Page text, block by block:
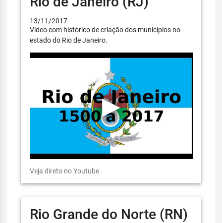
13/11/2017
Vídeo com histórico de criação dos municípios no
estado do Rio de Janeiro.
Veja direto no Youtube
Rio Grande do Norte (RN)